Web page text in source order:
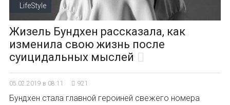
LifeStyle
Жизель Бундхен рассказала, как
изменила свою жизнь после
суицидальных мыслей
05.02.2019 в 08:11 921
Бундхен стала главной героиней свежего номера